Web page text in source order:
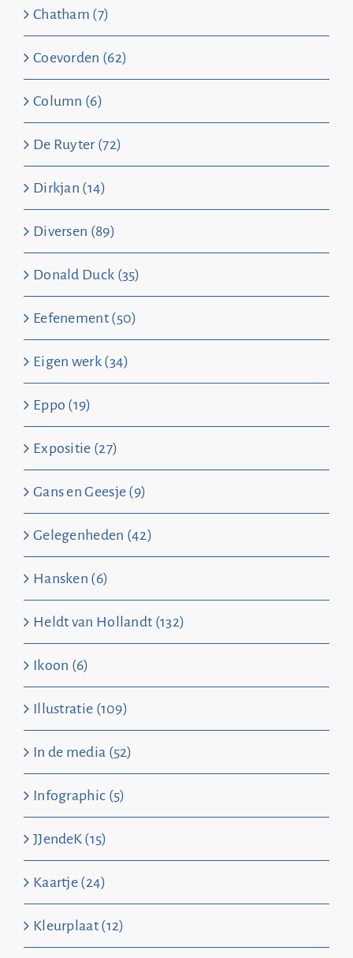
Chatham (7)
Coevorden (62)
Column (6)
De Ruyter (72)
Dirkjan (14)
Diversen (89)
Donald Duck (35)
Eefenement (50)
Eigen werk (34)
Eppo (19)
Expositie (27)
Gans en Geesje (9)
Gelegenheden (42)
Hansken (6)
Heldt van Hollandt (132)
Ikoon (6)
Illustratie (109)
In de media (52)
Infographic (5)
JJendeK (15)
Kaartje (24)
Kleurplaat (12)